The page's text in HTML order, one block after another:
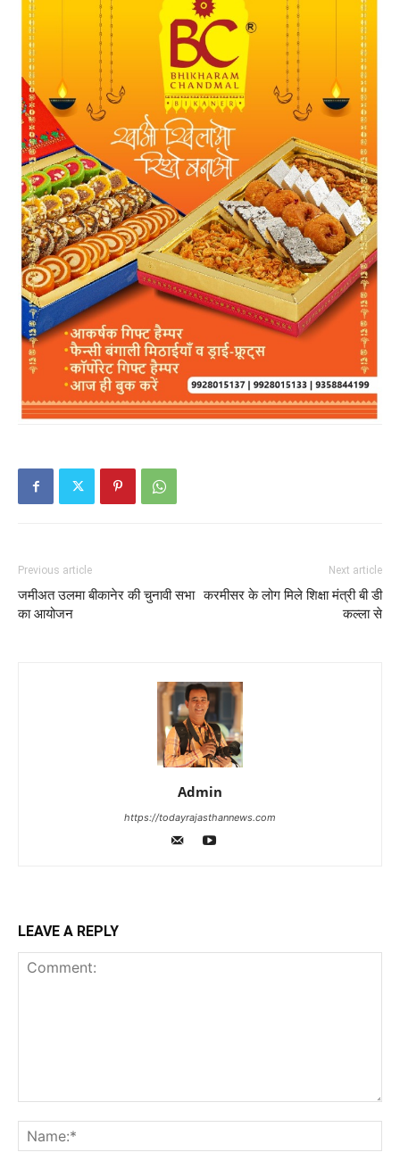
Previous article
जमीअत उलमा बीकानेर की चुनावी सभा
का आयोजन
Next article
करमीसर के लोग मिले शिक्षा मंत्री बी डी
कल्ला से
Admin
https://todayrajasthannews.com
LEAVE A REPLY